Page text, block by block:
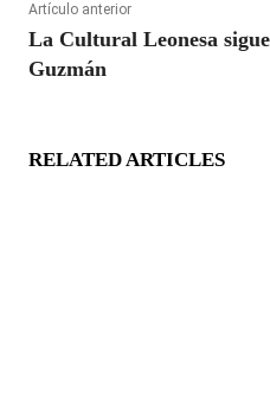
Artículo anterior
La Cultural Leonesa
Guzmán
RELATED ARTICLES